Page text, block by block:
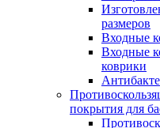
размеров
Входные
Входные
коврики
покрытия для